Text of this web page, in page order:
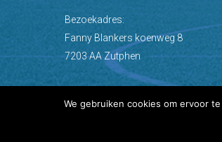
Bezoekadres:
Fanny Blankers koenweg 8
7203 AA Zutphen
We gebruiken cookies om ervoor